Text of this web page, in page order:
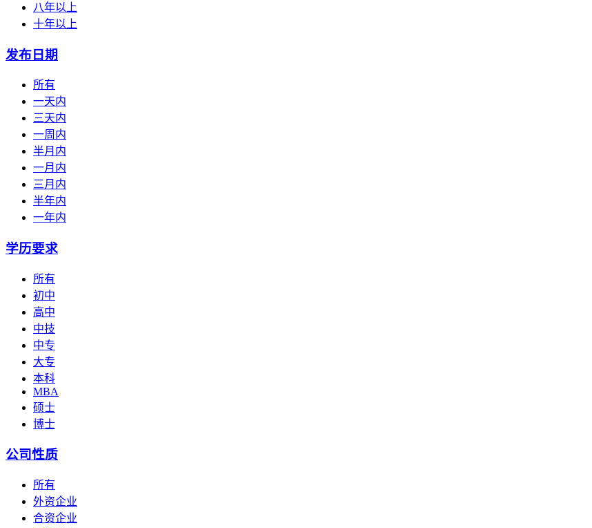
八年以上
十年以上
发布日期
所有
一天内
三天内
一周内
半月内
一月内
三月内
半年内
一年内
学历要求
所有
初中
高中
中技
中专
大专
本科
MBA
硕士
博士
公司性质
所有
外资企业
合资企业